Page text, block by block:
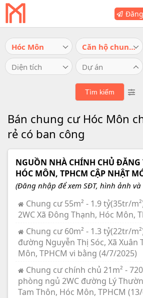
Hóc Môn Căn hộ chung cư
Diện tích
Dự án
Bán chung cư Hóc Môn
rẻ có ban công
NGUỒN NHÀ CHÍNH CHỦ
HÓC MÔN, TPHCM CẬP NHẬT
(Đăng nhập để xem SĐT, hình ảnh
Chung cư 55m² - 1.9 tỷ(35tr/
2WC Xã Đông Thạnh, Hóc Môn,
Chung cư 60m² - 1.3 tỷ(22tr/
đường Nguyễn Thị Sóc, Xã Xuân
Môn, TPHCM vi bằng (4/7/2025)
Chung cư chính chủ 21m² -
phòng ngủ 2WC đường Lý
Tam Thôn, Hóc Môn, TPHCM